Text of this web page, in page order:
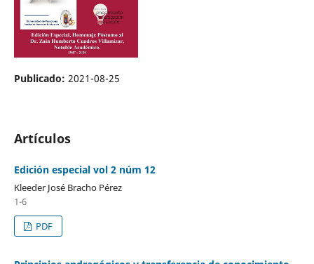
Publicado: 2021-08-25
Artículos
Edición especial vol 2 núm 12
Kleeder José Bracho Pérez
1-6
PDF